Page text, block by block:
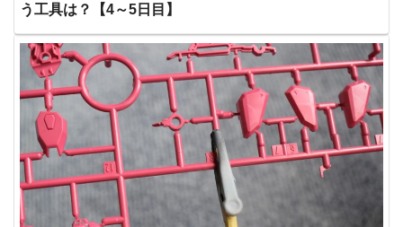
う工具は？【4～5日目】